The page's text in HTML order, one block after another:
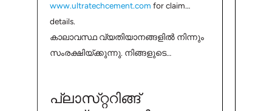
പ്ലാസ്‌റ്ററിങ്ങ്
കാലാവസ്ഥ വ്യതിയാനങ്ങളിൽ നിന്നും
സംരക്ഷിയ്ക്കുന്നു. നിങ്ങളുടെ
ബന്ധപ്പെട്ട മറ്റു വിവരങ്ങൾക്കായി
www.ultratechcement.com for claim
details.